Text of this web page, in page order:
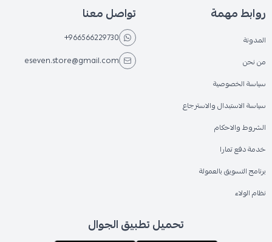
روابط مهمة
المدونة
من نحن
سياسة الخصوصية
سياسة الاستبدال والاسترجاع
الشروط والاحكام
خدمة دفع تمارا
برنامج التسويق بالعمولة
نظام الولاء
تواصل معنا
+966566229730
eseven.store@gmail.com
تحميل تطبيق الجوال